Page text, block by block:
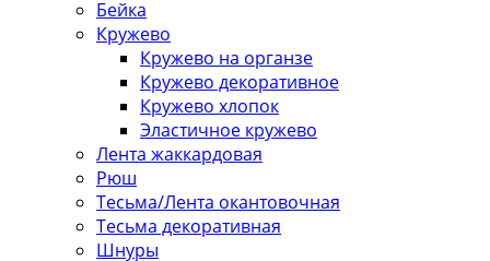
Бейка
Кружево
Кружево на органзе
Кружево декоративное
Кружево хлопок
Эластичное кружево
Лента жаккардовая
Рюш
Тесьма/Лента окантовочная
Тесьма декоративная
Шнуры